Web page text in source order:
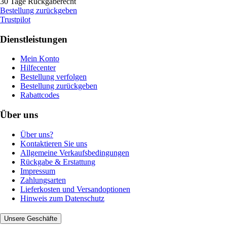
Bestellung zurückgeben
Trustpilot
Dienstleistungen
Mein Konto
Hilfecenter
Bestellung verfolgen
Bestellung zurückgeben
Rabattcodes
Über uns
Über uns?
Kontaktieren Sie uns
Allgemeine Verkaufsbedingungen
Rückgabe & Erstattung
Impressum
Zahlungsarten
Lieferkosten und Versandoptionen
Hinweis zum Datenschutz
Unsere Geschäfte